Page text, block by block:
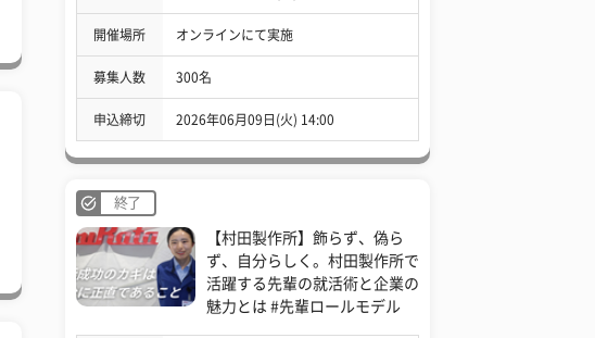
開催場所 オンラインにて実施
募集人数 300名
申込締切 2026年06月09日(火) 14:00
終了
【村田製作所】飾らず、偽ら
ず、自分らしく。村田製作所で
活躍する先輩の就活術と企業の
魅力とは #先輩ロールモデル